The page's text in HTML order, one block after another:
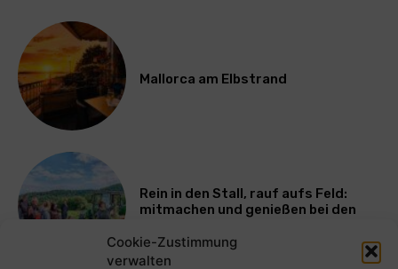
Cookie-Zustimmung
verwalten
Mallorca am Elbstrand
Rein in den Stall, rauf aufs Feld:
mitmachen und genießen bei den